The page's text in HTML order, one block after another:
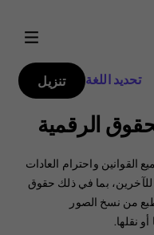
تحديد اللغة تنزيل
الرقمية
القوانين واحترام العادات
بما في ذلك حقوق
من نسخ الصور
نقلها.